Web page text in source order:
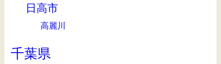
日高市
高麗川
千葉県